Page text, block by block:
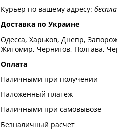
Курьер по вашему адресу:
Доставка по Украине
Одесса, Харьков, Днепр,
Житомир, Чернигов, Полтава,
Оплата
Наличными при получении
Наложенный платеж
Наличными при самовывозе
Безналичный расчет